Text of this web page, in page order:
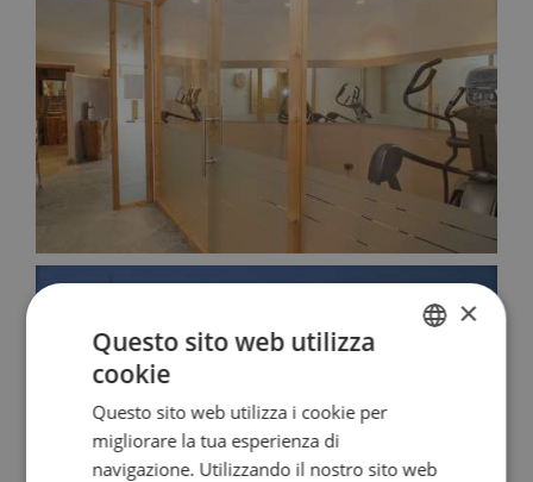
GERMAN
×
Questo sito web utilizza
cookie
Questo sito web utilizza i cookie per
migliorare la tua esperienza di
navigazione. Utilizzando il nostro sito web